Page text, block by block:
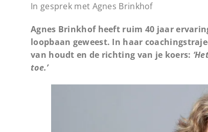
In gesprek met Agnes Brinkhof
Agnes Brinkhof heeft ruim 40 jaar
loopbaan geweest. In haar
van houdt en de richting van je koers:
toe.’